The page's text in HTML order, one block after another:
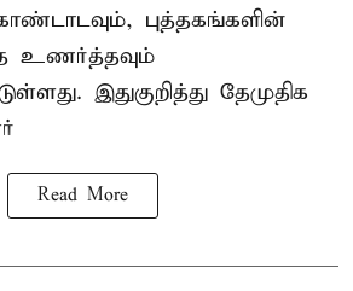
புத்தகங்களின்
உணர்த்தவும்
இதுகுறித்து தேமுதிக
Read More